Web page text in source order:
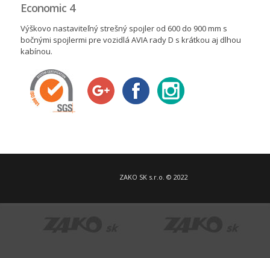
Economic 4
Výškovo nastaviteľný strešný spojler od 600 do 900 mm s
bočnými spojlermi pre vozidlá AVIA rady D s krátkou aj dlhou
kabínou.
ZAKO SK s.r.o. © 2022